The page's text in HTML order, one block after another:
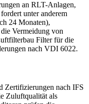
an RLT-Anlagen,
unter anderem
24 Monaten),
Vermeidung von
Filter für die
nach VDI 6022.
Zertifizierungen nach IFS
Zuluftqualität als